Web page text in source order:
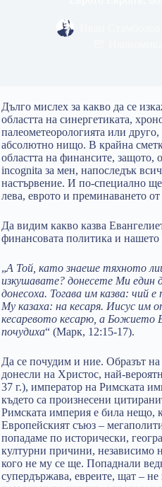
Дълго мислех за какво да се
областта на синергетиката,
палеометеорологията или
абсолютно нищо. В крайна
областта на финансите, защото,
incognita за мен, напоследък
настървение. И по-специално
лева, еврото и преминаването
Да видим какво казва
финансовата политика и
„А Той, като знаеше тяхното
изкушавате? донесете Ми един
донесоха. Тогава им казва: чий
Му казаха: на кесаря. Иисус им
кесаревото кесарю, а Божието
почудиха“ (Марк, 12:15-17).
Да се почудим и ние. Образът на
донесли на Христос, най-
37 г.), император на Римската
където са произнесени
Римската империя е била нещо,
Европейският съюз –
попадаме по исторически,
културни причини, независимо
кого не му се ще. Попаднали
супердържава, евреите, щат –